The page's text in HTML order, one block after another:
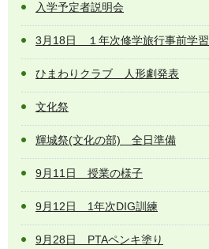
入学予定者説明会
3月18日 １年次修学旅行事前学習
ひまわりクラブ 人形劇発表
文化祭
輝城祭(文化の部) 全日準備
9月11日 授業の様子
9月12日 1年次DIG訓練
9月28日 PTAペンキ塗り